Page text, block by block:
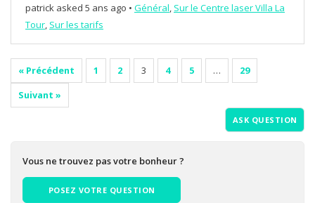
patrick asked 5 ans ago • Général, Sur le Centre laser Villa La
Tour, Sur les tarifs
« Précédent 1 2 3 4 5 …
29
Suivant »
ASK QUESTION
Vous ne trouvez pas votre bonheur ?
POSEZ VOTRE QUESTION